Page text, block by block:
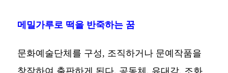
메밀가루로 떡을 반죽하는 꿈
문화예술단체를 구성, 조직하거나 문예작품을
창작하여 출판하게 된다. 공동체, 유대감, 조화